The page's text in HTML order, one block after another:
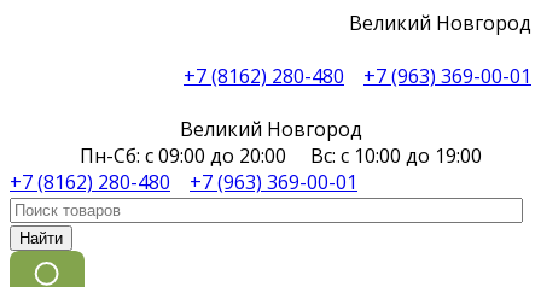
Великий Новгород
+7 (8162) 280-480
+7 (963) 369-00-01
Великий Новгород
Пн-Сб: с 09:00 до 20:00 Вс: с 10:00 до 19:00
+7 (8162) 280-480
+7 (963) 369-00-01
Найти